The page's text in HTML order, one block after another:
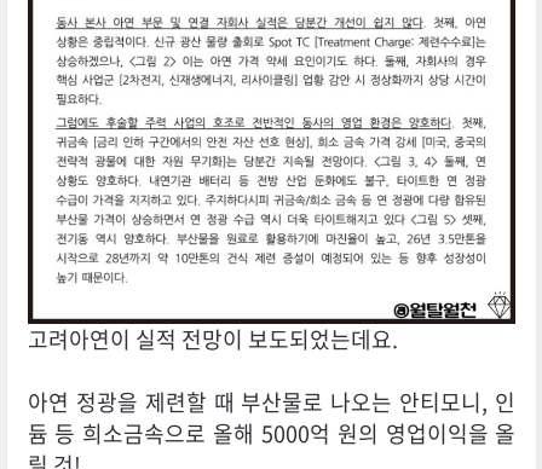
고려아연이 실적 전망이 보도되었는데요.
아연 정광을 제련할 때 부산물로 나오는 안티모니, 인
듐 등 희소금속으로 올해 5000억 원의 영업이익을 올